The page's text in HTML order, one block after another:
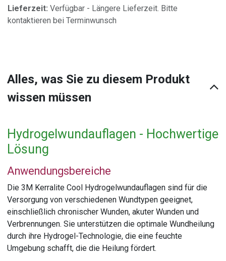
Lieferzeit: Verfügbar - Längere Lieferzeit. Bitte
kontaktieren bei Terminwunsch
Alles, was Sie zu diesem Produkt
wissen müssen
Hydrogelwundauflagen - Hochwertige
Lösung
Anwendungsbereiche
Die 3M Kerralite Cool Hydrogelwundauflagen sind für die
Versorgung von verschiedenen Wundtypen geeignet,
einschließlich chronischer Wunden, akuter Wunden und
Verbrennungen. Sie unterstützen die optimale Wundheilung
durch ihre Hydrogel-Technologie, die eine feuchte
Umgebung schafft, die die Heilung fördert.